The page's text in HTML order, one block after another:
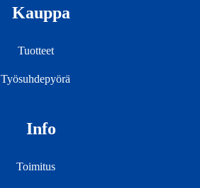
Kauppa
Tuotteet
Työsuhdepyörä
Info
Toimitus